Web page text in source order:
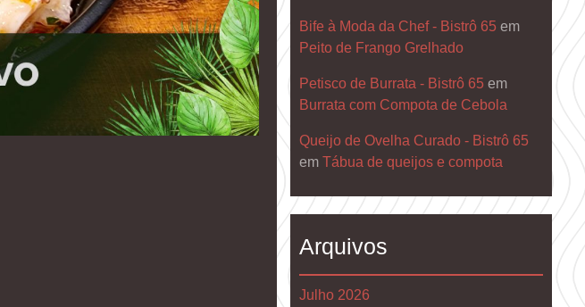
Bife à Moda da Chef - Bistrô 65em
Peito de Frango Grelhado
Petisco de Burrata - Bistrô 65em
Burrata com Compota de Cebola
Queijo de Ovelha Curado - Bistrô 65
em Tábua de queijos e compota
Arquivos
Julho 2026